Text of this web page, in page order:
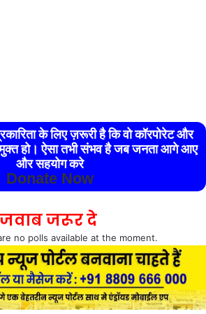
के लिए ज़रूरी है कि वो कॉरपोरेट और
हो। ऐसा तभी संभव है जब जनता आगे आए
और सहयोग करे
Donate Now
जवाब जरूर दे
no polls available at the moment.